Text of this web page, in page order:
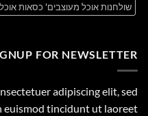
שולחנות אוכל מעוצבים' כסאות אוכל
FOR NEWSLETTER
adipiscing elit, sed
tincidunt ut laoreet.